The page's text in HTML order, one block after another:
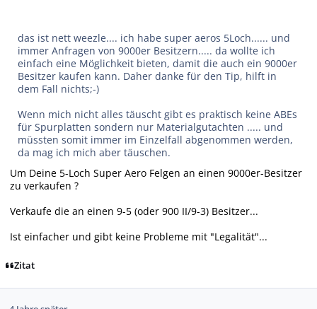
das ist nett weezle.... ich habe super aeros 5Loch...... und
immer Anfragen von 9000er Besitzern..... da wollte ich
einfach eine Möglichkeit bieten, damit die auch ein 9000er
Besitzer kaufen kann. Daher danke für den Tip, hilft in
dem Fall nichts;-)
Wenn mich nicht alles täuscht gibt es praktisch keine ABEs
für Spurplatten sondern nur Materialgutachten ..... und
müssten somit immer im Einzelfall abgenommen werden,
da mag ich mich aber täuschen.
Um Deine 5-Loch Super Aero Felgen an einen 9000er-Besitzer
zu verkaufen ?
Verkaufe die an einen 9-5 (oder 900 II/9-3) Besitzer...
Ist einfacher und gibt keine Probleme mit "Legalität"...
Zitat